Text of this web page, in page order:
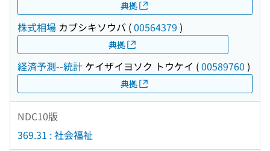
典拠
株式相場 カブシキソウバ (00564379 )
典拠
経済予測--統計 ケイザイヨソク トウケイ (00589760 )
典拠
NDC10版
369.31 : 社会福祉